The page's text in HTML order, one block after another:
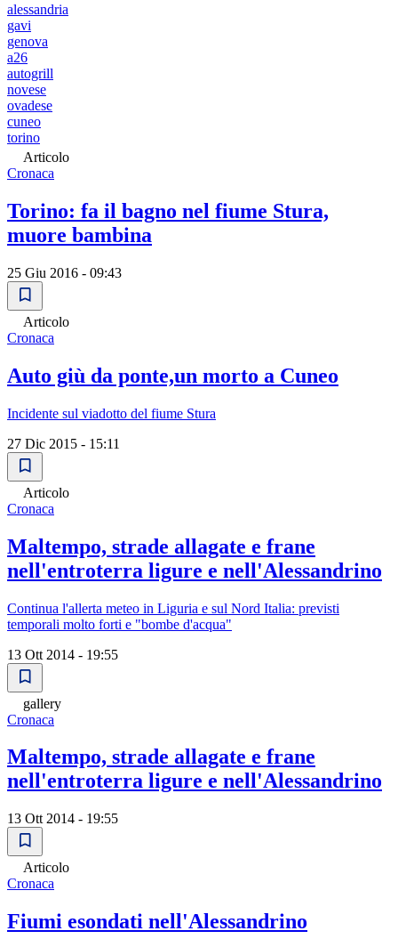
alessandria
gavi
genova
a26
autogrill
novese
ovadese
cuneo
torino
Articolo
Cronaca
Torino: fa il bagno nel fiume Stura,
muore bambina
25 Giu 2016 - 09:43
Articolo
Cronaca
Auto giù da ponte,un morto a Cuneo
Incidente sul viadotto del fiume Stura
27 Dic 2015 - 15:11
Articolo
Cronaca
Maltempo, strade allagate e frane
nell'entroterra ligure e nell'Alessandrino
Continua l'allerta meteo in Liguria e sul Nord Italia: previsti
temporali molto forti e "bombe d'acqua"
13 Ott 2014 - 19:55
gallery
Cronaca
Maltempo, strade allagate e frane
nell'entroterra ligure e nell'Alessandrino
13 Ott 2014 - 19:55
Articolo
Cronaca
Fiumi esondati nell'Alessandrino